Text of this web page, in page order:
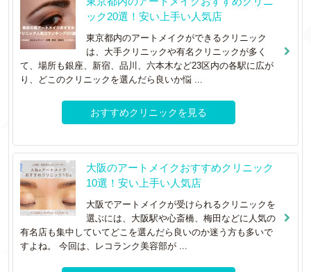
ック20選！安い上手い人気店
東京都内のアートメイクができるクリニック
は、大手クリニックや有名クリニックが多く
て、場所も銀座、新宿、品川、六本木など23区内の各駅に広が
り、どこのクリニックを選んだら良いか悩 ...
おすすめクリニックを見る
大阪のアートメイクおすすめクリニック
10選！安い上手い人気店
大阪でアートメイクが受けられるクリニックを
選ぶには、大阪駅や心斎橋、梅田などに人気の
有名店も集中していてどこを選んだら良いのか迷う方も多いで
すよね。 今回は、レコランク美容部が ...